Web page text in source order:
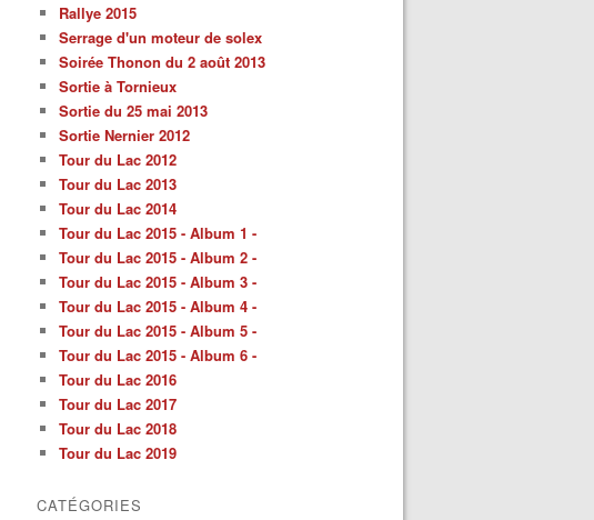
Rallye 2015
Serrage d'un moteur de solex
Soirée Thonon du 2 août 2013
Sortie à Tornieux
Sortie du 25 mai 2013
Sortie Nernier 2012
Tour du Lac 2012
Tour du Lac 2013
Tour du Lac 2014
Tour du Lac 2015 - Album 1 -
Tour du Lac 2015 - Album 2 -
Tour du Lac 2015 - Album 3 -
Tour du Lac 2015 - Album 4 -
Tour du Lac 2015 - Album 5 -
Tour du Lac 2015 - Album 6 -
Tour du Lac 2016
Tour du Lac 2017
Tour du Lac 2018
Tour du Lac 2019
CATÉGORIES